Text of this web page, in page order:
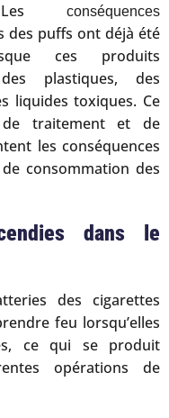
conséquences
des puffs ont déjà été
ces produits
plastiques, des
liquides toxiques. Ce
de traitement et de
les conséquences
consommation des
dans le
des cigarettes
feu lorsqu’elles
ce qui se produit
opérations de